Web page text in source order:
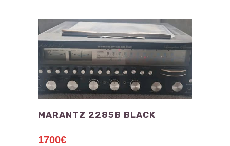
MARANTZ 2285B BLACK
1700€